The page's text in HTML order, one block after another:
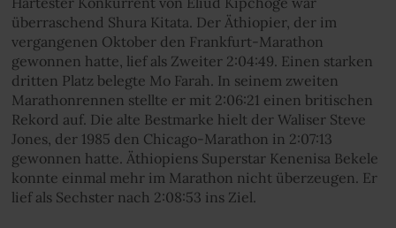
überraschend Shura Kitata. Der Äthiopier, der im
vergangenen Oktober den Frankfurt-Marathon
gewonnen hatte, lief als Zweiter 2:04:49. Einen starken
dritten Platz belegte Mo Farah. In seinem zweiten
Marathonrennen stellte er mit 2:06:21 einen britischen
Rekord auf. Die alte Bestmarke hielt der Waliser Steve
Jones, der 1985 den Chicago-Marathon in 2:07:13
gewonnen hatte. Äthiopiens Superstar Kenenisa Bekele
konnte einmal mehr im Marathon nicht überzeugen. Er
lief als Sechster nach 2:08:53 ins Ziel.